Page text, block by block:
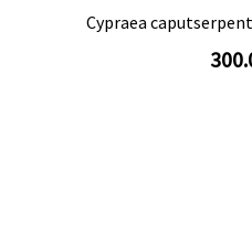
Cypraea